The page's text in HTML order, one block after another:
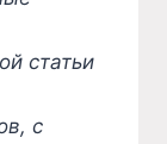
статьи
с